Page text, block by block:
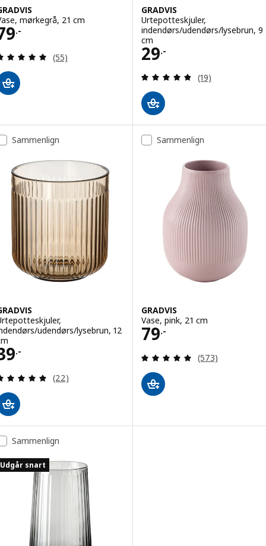
mørkegrå, 21 cm
.- 79.-
Anmeld: 5 ud af 5 Stjerner. Anmeldelser i alt:
(55)
GRADVIS
Urtepotteskjuler,
indendørs/udendørs/lysebrun, 9
cm
29.-
Pris 29.-
Anmeld: 4.8 ud
(19)
Sammenlign
udendørs/lysebrun, 12
.- 39.-
Anmeld: 5 ud af 5 Stjerner. Anmeldelser i alt:
(22)
Sammenlign
GRADVIS
Vase, pink, 21 cm
79.-
Pris 79.-
Anmeld: 4.9 ud
(573)
Sammenlign
Udgår snart